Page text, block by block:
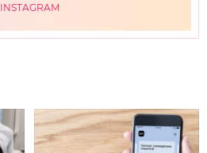
INSTAGRAM